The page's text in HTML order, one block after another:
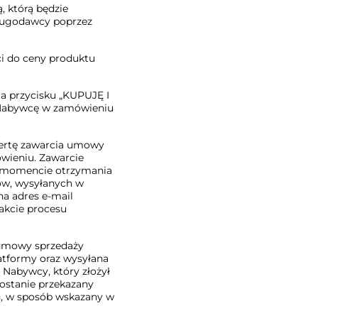
którą będzie
poprzez
do ceny produktu
przycisku „KUPUJĘ I
w zamówieniu
zawarcia umowy
Zawarcie
otrzymania
wysyłanych w
adres e-mail
procesu
sprzedaży
oraz wysyłana
który złożył
przekazany
sposób wskazany w